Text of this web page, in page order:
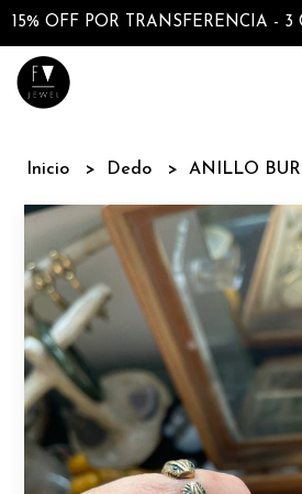
15% OFF POR TRANSFERENCIA -
Inicio Dedo ANILLO